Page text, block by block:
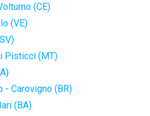
(CE)
(VE)
Pisticci (MT)
- Carovigno (BR)
(BA)